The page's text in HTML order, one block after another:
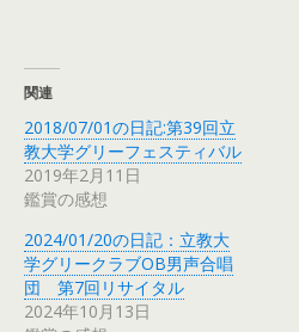
み
中…
関連
2018/07/01の日記:第39回立
教大学グリーフェスティバル
2019年2月11日
鑑賞の感想
2024/01/20の日記：立教大
学グリークラブOB男声合唱
団 第7回リサイタル
2024年10月13日